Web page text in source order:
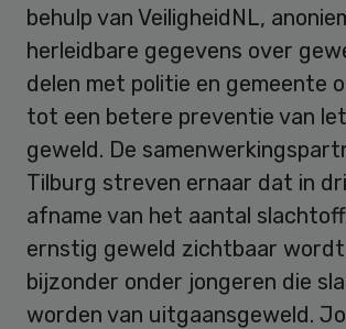
behulp van VeiligheidNL,
herleidbare gegevens over
delen met politie en gemeente
tot een betere preventie van
geweld. De
Tilburg streven ernaar dat in
afname van het aantal
ernstig geweld zichtbaar
bijzonder onder jongeren die
worden van uitgaansgeweld.